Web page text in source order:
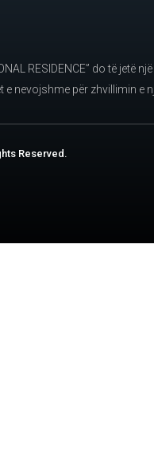
RESIDENCE” do të jetë
nevojshme për zhvillimin e
Reserved.